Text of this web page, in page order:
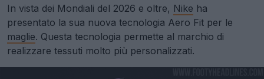
In vista dei Mondiali del 2026 e oltre, Nike ha
presentato la sua nuova tecnologia Aero Fit per le
maglie. Questa tecnologia permette al marchio di
realizzare tessuti molto più personalizzati.